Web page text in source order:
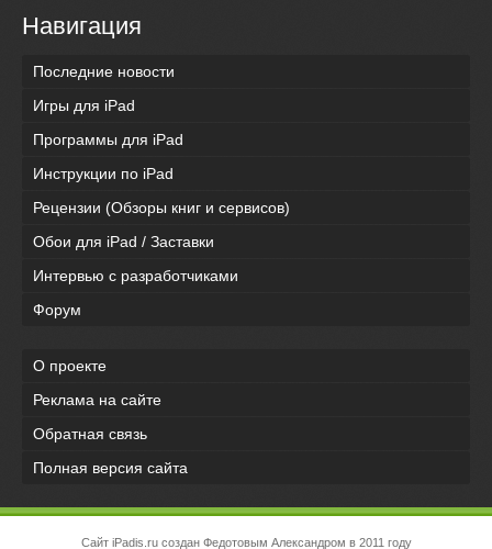
Навигация
Последние новости
Игры для iPad
Программы для iPad
Инструкции по iPad
Рецензии (Обзоры книг и сервисов)
Обои для iPad / Заставки
Интервью с разработчиками
Форум
О проекте
Реклама на сайте
Обратная связь
Полная версия сайта
Сайт iPadis.ru создан Федотовым Александром в 2011 году